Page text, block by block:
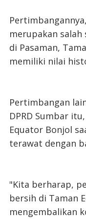
merupakan
di Pasaman,
memiliki nilai
Pertimbangan
DPRD Sumbar
Equator Bonjol
terawat dengan
"Kita berharap,
bersih di Taman
mengembalikan